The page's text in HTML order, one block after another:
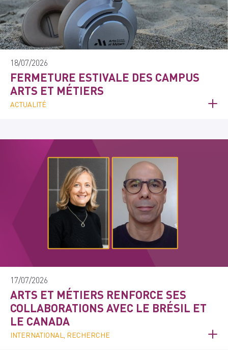
18/07/2026
FERMETURE ESTIVALE DES CAMPUS
ARTS ET MÉTIERS
ACTUALITÉ
17/07/2026
ARTS ET MÉTIERS RENFORCE SES
COLLABORATIONS AVEC LE BRÉSIL ET
LE CANADA
INTERNATIONAL, RECHERCHE